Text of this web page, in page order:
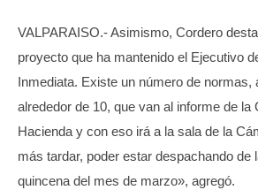
VALPARAISO.- Asimismo, Cordero
proyecto que ha mantenido el Ejecutivo
Inmediata. Existe un número de normas,
alrededor de 10, que van al informe de la
Hacienda y con eso irá a la sala de la
más tardar, poder estar despachando de
quincena del mes de marzo», agregó.